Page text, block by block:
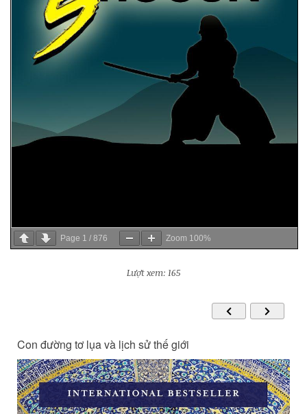
Page 1 / 876 Zoom 100%
Lượt xem: 165
Con đường tơ lụa và lịch sử thế giới